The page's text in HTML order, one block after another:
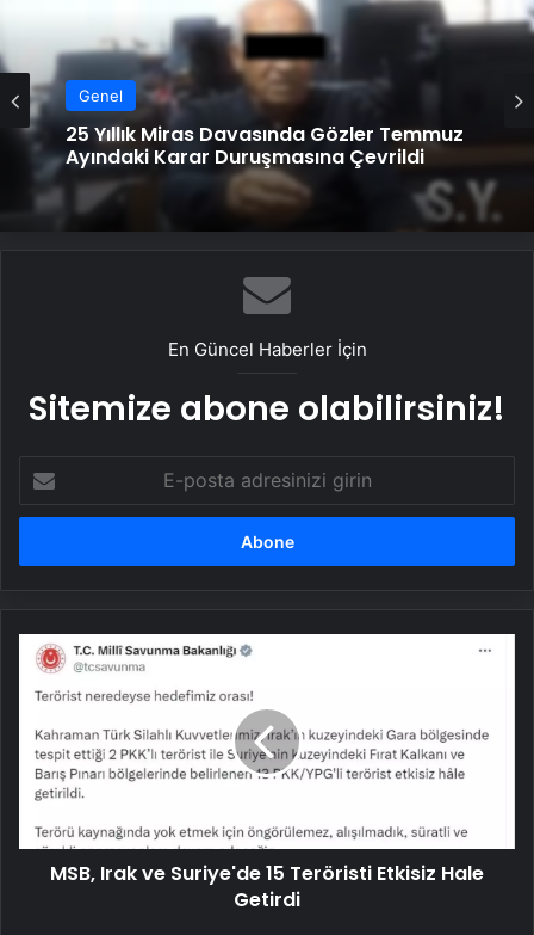
Genel
25 Yıllık Miras Davasında Gözler Temmuz
Ayındaki Karar Duruşmasına Çevrildi
Genel
Ortopodoloji İle Diyabetik Ayak Yarası
En Güncel Haberler İçin
Sitemize abone olabilirsiniz!
posta
adresinizi
MSB,
Irak
ve
Teröristi
Etkisiz
Getirdi
MSB, Irak ve Suriye'de 15 Teröristi Etkisiz Hale
Getirdi